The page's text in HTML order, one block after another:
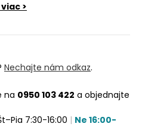
>
Nechajte nám odkaz.
na 0950 103 422 a objednajte
7:30-16:00 | Ne 16:00-